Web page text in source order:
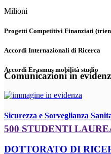
Milioni
Progetti Competitivi Finanziati
Accordi Internazionali di Ricerca
Accordi Erasmus mobilità studio
Comunicazioni in
Sicurezza e Sorveglianza
500 STUDENTI
DOTTORATO DI